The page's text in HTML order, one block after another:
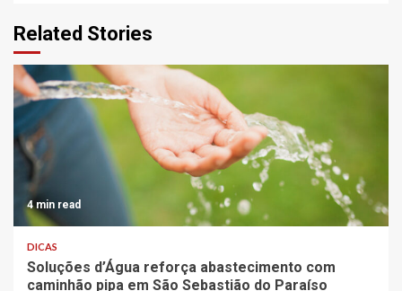
Related Stories
4 min read
DICAS
Soluções d’Água reforça abastecimento com
caminhão pipa em São Sebastião do Paraíso